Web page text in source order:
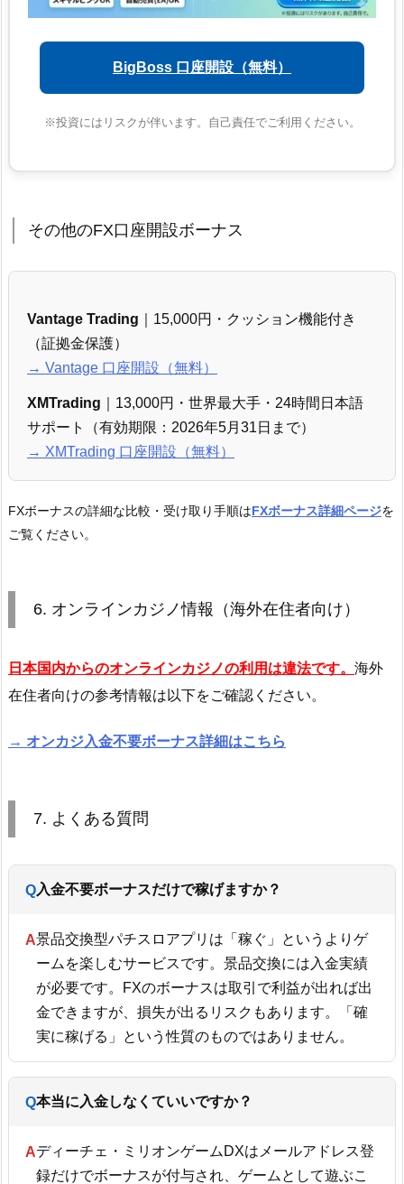
BigBoss 口座開設（無料）
※投資にはリスクが伴います。自己責任でご利用ください。
その他のFX口座開設ボーナス
Vantage Trading ｜15,000円・クッション機能付き
（証拠金保護）
→ Vantage 口座開設（無料）
XMTrading ｜13,000円・世界最大手・24時間日本語
サポート（有効期限：2026年5月31日まで）
→ XMTrading 口座開設（無料）
FXボーナスの詳細な比較・受け取り手順はFXボーナス詳細ページを
ご覧ください。
6. オンラインカジノ情報（海外在住者向け）
日本国内からのオンラインカジノの利用は違法です。 海外
在住者向けの参考情報は以下をご確認ください。
→ オンカジ入金不要ボーナス詳細はこちら
7. よくある質問
入金不要ボーナスだけで稼げますか？
景品交換型パチスロアプリは「稼ぐ」というよりゲ
ームを楽しむサービスです。景品交換には入金実績
が必要です。FXのボーナスは取引で利益が出れば出
金できますが、損失が出るリスクもあります。「確
実に稼げる」という性質のものではありません。
本当に入金しなくていいですか？
ディーチェ・ミリオンゲームDXはメールアドレス登
録だけでボーナスが付与され、ゲームとして遊ぶこ